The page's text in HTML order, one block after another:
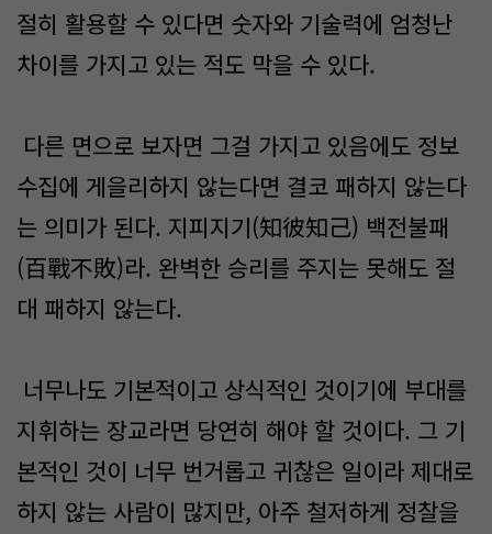
절히 활용할 수 있다면 숫자와 기술력에 엄청난
차이를 가지고 있는 적도 막을 수 있다.
다른 면으로 보자면 그걸 가지고 있음에도 정보
수집에 게을리하지 않는다면 결코 패하지 않는다
는 의미가 된다. 지피지기(知彼知己) 백전불패
(百戰不敗)라. 완벽한 승리를 주지는 못해도 절
대 패하지 않는다.
너무나도 기본적이고 상식적인 것이기에 부대를
지휘하는 장교라면 당연히 해야 할 것이다. 그 기
본적인 것이 너무 번거롭고 귀찮은 일이라 제대로
하지 않는 사람이 많지만, 아주 철저하게 정찰을